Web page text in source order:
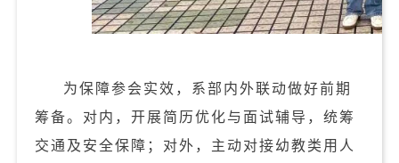
为保障参会实效，系部内外联动做好前期
筹备。对内，开展简历优化与面试辅导，统筹
交通及安全保障；对外，主动对接幼教类用人